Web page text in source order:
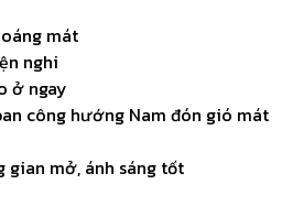
mát
nghi
ở ngay
công hướng Nam đón gió mát
gian mở, ánh sáng tốt